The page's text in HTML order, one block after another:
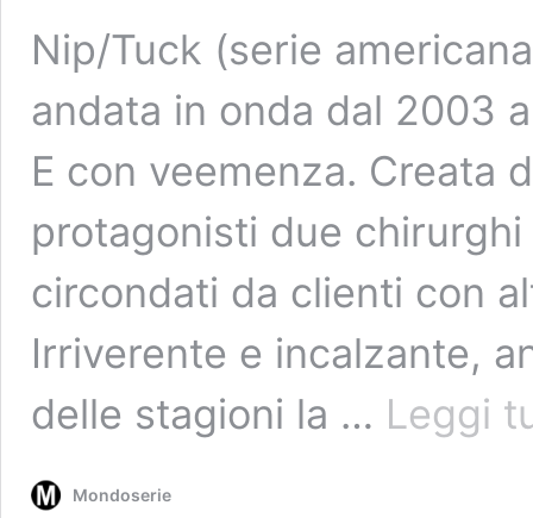
Nip/Tuck (serie
andata in onda dal 2003
E con veemenza. Creata
protagonisti due
circondati da clienti con
Irriverente e incalzante,
delle stagioni la … Leggi
Mondoserie